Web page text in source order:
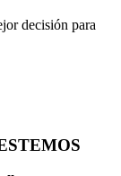
decisión para